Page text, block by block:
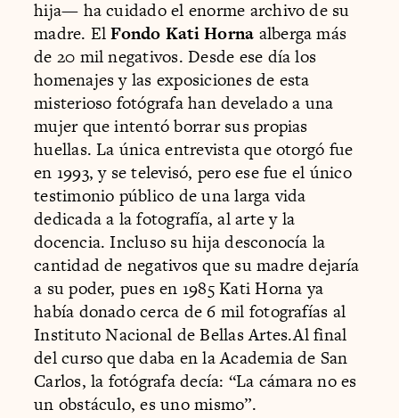
hija— ha cuidado el enorme archivo de su
madre. ElFondo Kati Horna alberga más
de 20 mil negativos. Desde ese día los
homenajes y las exposiciones de esta
misterioso fotógrafa han develado a una
mujer que intentó borrar sus propias
huellas. La única entrevista que otorgó fue
en 1993, y se televisó, pero ese fue el único
testimonio público de una larga vida
dedicada a la fotografía, al arte y la
docencia. Incluso su hija desconocía la
cantidad de negativos que su madre dejaría
a su poder, pues en 1985 Kati Horna ya
había donado cerca de 6 mil fotografías al
Instituto Nacional de Bellas Artes.Al final
del curso que daba en la Academia de San
Carlos, la fotógrafa decía: “La cámara no es
un obstáculo, es uno mismo”.